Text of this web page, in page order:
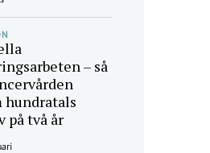
– så
hundratals
två år